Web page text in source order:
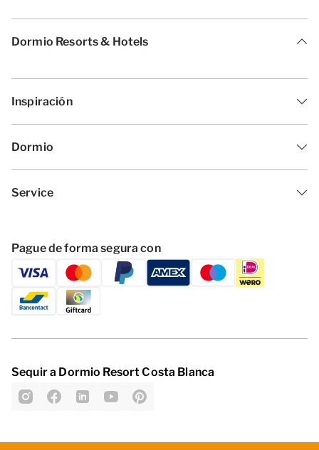
Dormio Resorts & Hotels
Inspiración
Dormio
Service
Pague de forma segura con
Sequir a Dormio Resort Costa Blanca